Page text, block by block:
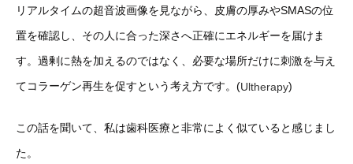
リアルタイムの超音波画像を見ながら、
皮膚の厚みやSMASの位
置を確認し、 その人に合った深さへ正確にエネルギーを届けま
す。 過剰に熱を加えるのではなく、 必要な場所だけに刺激を与え
てコラーゲン再生を促すという考え方です。(Ultherapy)
この話を聞いて、 私は歯科医療と非常によく似ていると感じまし
た。